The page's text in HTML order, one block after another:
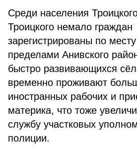
Среди населения
Троицкого немало граждан
зарегистрированы по
пределами Анивского
быстро развивающихся
временно проживают
иностранных рабочих и
материка, что тоже
службу участковых
полиции.